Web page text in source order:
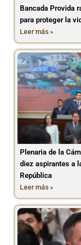
Bancada Provida
para proteger la
Leer más »
Plenaria de la
diez aspirantes a
República
Leer más »